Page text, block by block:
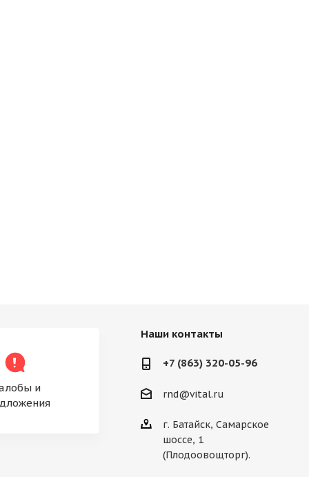
и
Наши контакты
+7 (863) 320-05-96
rnd@vital.ru
г. Батайск, Самарское
шоссе, 1
(Плодоовощторг).